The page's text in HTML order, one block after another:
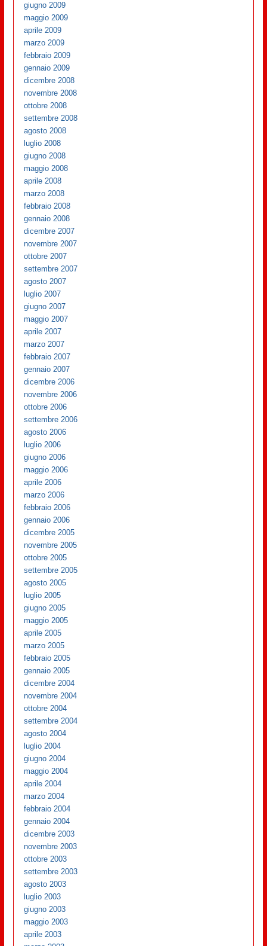
giugno 2009
maggio 2009
aprile 2009
marzo 2009
febbraio 2009
gennaio 2009
dicembre 2008
novembre 2008
ottobre 2008
settembre 2008
agosto 2008
luglio 2008
giugno 2008
maggio 2008
aprile 2008
marzo 2008
febbraio 2008
gennaio 2008
dicembre 2007
novembre 2007
ottobre 2007
settembre 2007
agosto 2007
luglio 2007
giugno 2007
maggio 2007
aprile 2007
marzo 2007
febbraio 2007
gennaio 2007
dicembre 2006
novembre 2006
ottobre 2006
settembre 2006
agosto 2006
luglio 2006
giugno 2006
maggio 2006
aprile 2006
marzo 2006
febbraio 2006
gennaio 2006
dicembre 2005
novembre 2005
ottobre 2005
settembre 2005
agosto 2005
luglio 2005
giugno 2005
maggio 2005
aprile 2005
marzo 2005
febbraio 2005
gennaio 2005
dicembre 2004
novembre 2004
ottobre 2004
settembre 2004
agosto 2004
luglio 2004
giugno 2004
maggio 2004
aprile 2004
marzo 2004
febbraio 2004
gennaio 2004
dicembre 2003
novembre 2003
ottobre 2003
settembre 2003
agosto 2003
luglio 2003
giugno 2003
maggio 2003
aprile 2003